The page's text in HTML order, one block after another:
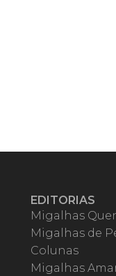
EDITORIAS
Migalhas
Migalhas de
Colunas
Migalhas